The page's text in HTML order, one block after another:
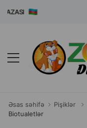
Əsas səhifə Pişiklər
Biotualetlər